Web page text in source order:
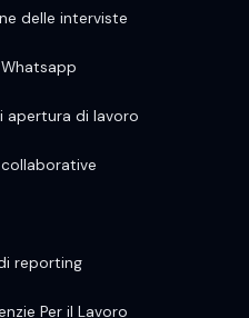
delle interviste
apertura di lavoro
reporting
Per il Lavoro